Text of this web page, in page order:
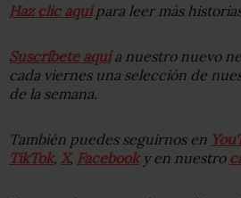
Haz clic aquípara leer más
Suscríbete aquía nuestro nuevo
cada viernes una selección de
de la semana.
También puedes seguirnos en
TikTok, X, Facebooky en nuestro